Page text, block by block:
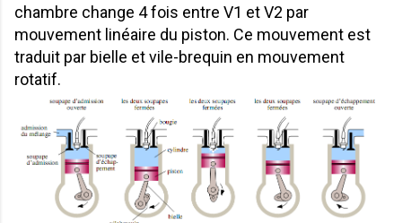
chambre change 4 fois entre V1 et V2 par
mouvement linéaire du piston. Ce mouvement est
traduit par bielle et vile-brequin en mouvement
rotatif.